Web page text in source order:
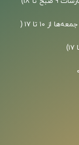
ارسال سفارشات یزد بجز روزهای تعطیل از ۱۰ تا ۲۰ و جمعه‌ها از ۱۰ تا ۱۷ (